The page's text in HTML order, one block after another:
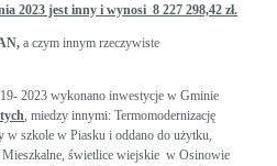
2023 jest inny i wynosi 8 227 298,42 zł.
a czym innym rzeczywiste
2023 wykonano inwestycje w Gminie
, miedzy innymi: Termomodernizację
w szkole w Piasku i oddano do użytku,
świetlice wiejskie w Osinowie